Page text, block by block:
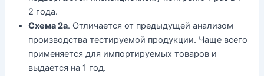
2 года.
Схема 2а. Отличается от предыдущей анализом
производства тестируемой продукции. Чаще всего
применяется для импортируемых товаров и
выдается на 1 год.